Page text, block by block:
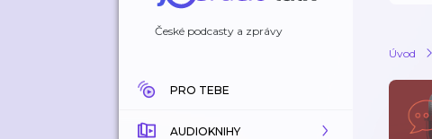
České podcasty a zprávy
PRO TEBE
AUDIOKNIHY
Úvod